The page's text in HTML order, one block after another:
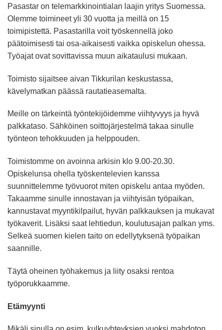
Pasastar on telemarkkinointialan laajin yritys Suomessa.
Olemme toimineet yli 30 vuotta ja meillä on 15
toimipistettä. Pasastarilla voit työskennellä joko
päätoimisesti tai osa-aikaisesti vaikka opiskelun ohessa.
Työajat ovat sovittavissa muun aikataulusi mukaan.
Toimisto sijaitsee aivan Tikkurilan keskustassa,
kävelymatkan päässä rautatieasemalta.
Meille on tärkeintä työntekijöidemme viihtyvyys ja hyvä
palkkataso. Sähköinen soittojärjestelmä takaa sinulle
työnteon tehokkuuden ja helppouden.
Toimistomme on avoinna arkisin klo 9.00-20.30.
Opiskelunsa ohella työskentelevien kanssa
suunnittelemme työvuorot miten opiskelu antaa myöden.
Takaamme sinulle innostavan ja viihtyisän työpaikan,
kannustavat myyntikilpailut, hyvän palkkauksen ja mukavat
työkaverit. Lisäksi saat lehtiedun, koulutusajan palkan yms.
Selkeä suomen kielen taito on edellytyksenä työpaikan
saannille.
Täytä oheinen työhakemus ja liity osaksi rentoa
työporukkaamme.
Etämyynti